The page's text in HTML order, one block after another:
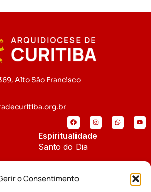
o Consentimento
Alto São Francisco
Espiritualidade
Santo do Dia